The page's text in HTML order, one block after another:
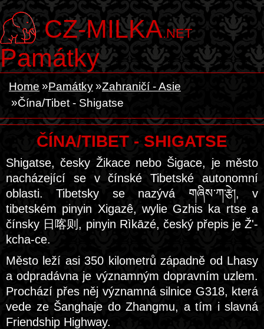
CZ-MILKA.NET
Památky
Home Památky
Zahraničí - Asie
Čína/Tibet - Shigatse
ČÍNA/TIBET - SHIGATSE
Shigatse, česky Žikace nebo Šigace, je město
nacházející se v čínské Tibetské autonomní
oblasti. Tibetsky se nazývá གཞིས་ཀ་རྩེ།, v
tibetském pinyin Xigazê, wylie Gzhis ka rtse a
čínsky 日喀则, pinyin Rìkāzé, český přepis je Ž'-
kcha-ce.
Město leží asi 350 kilometrů západně od Lhasy
a odpradávna je významným dopravním uzlem.
Prochází přes něj významná silnice G318, která
vede ze Šanghaje do Zhangmu, a tím i slavná
Friendship Highway.